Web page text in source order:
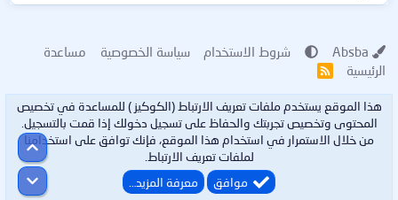
شروط الاستخدام سياسة الخصوصية
مساعدة
الرئيسية
R
هذا الموقع يستخدم ملفات تعريف الارتباط (الكوكيز ) للمساعدة في تخصيص
المحتوى وتخصيص تجربتك والحفاظ على تسجيل دخولك إذا قمت بالتسجيل.
من خلال الاستمرار في استخدام هذا الموقع، فإنك توافق على استخدامنا
لملفات تعريف الارتباط.
موافق
معرفة المزيد…
أعلى